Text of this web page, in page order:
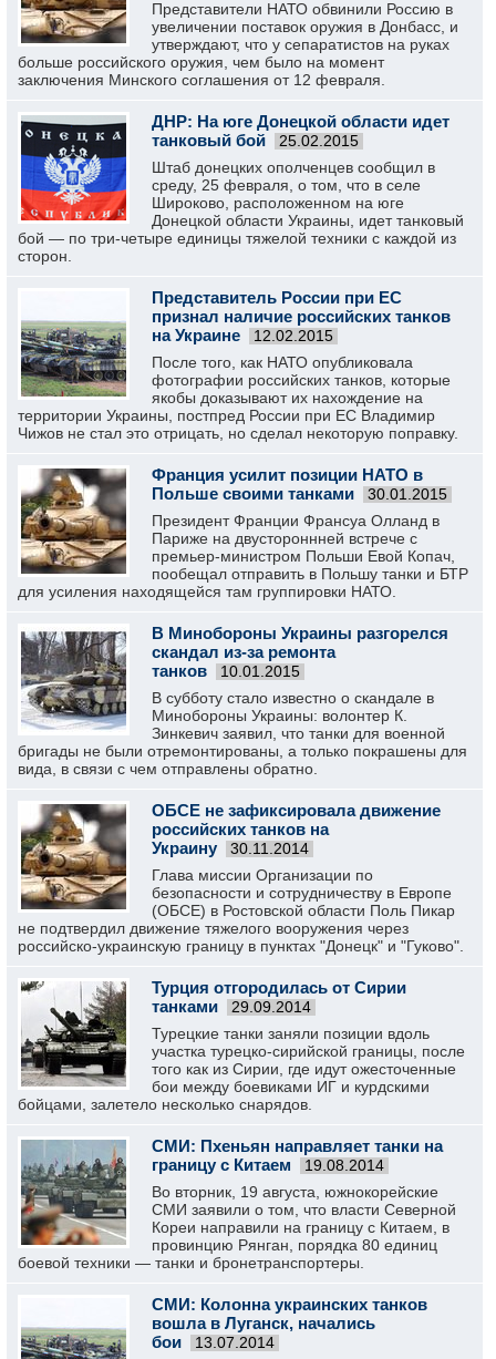
Представители НАТО обвинили Россию в
увеличении поставок оружия в Донбасс, и
утверждают, что у сепаратистов на руках
больше российского оружия, чем было на момент
заключения Минского соглашения от 12 февраля.
ДНР: На юге Донецкой области идет
танковый бой
25.02.2015
Штаб донецких ополченцев сообщил в
среду, 25 февраля, о том, что в селе
Широково, расположенном на юге
Донецкой области Украины, идет танковый
бой — по три-четыре единицы тяжелой техники с каждой из
сторон.
Представитель России при ЕС
признал наличие российских танков
на Украине
12.02.2015
После того, как НАТО опубликовала
фотографии российских танков, которые
якобы доказывают их нахождение на
территории Украины, постпред России при ЕС Владимир
Чижов не стал это отрицать, но сделал некоторую поправку.
Франция усилит позиции НАТО в
Польше своими танками
30.01.2015
Президент Франции Франсуа Олланд в
Париже на двустороннней встрече с
премьер-министром Польши Евой Копач,
пообещал отправить в Польшу танки и БТР
для усиления находящейся там группировки НАТО.
В Минобороны Украины разгорелся
скандал из-за ремонта
танков
10.01.2015
В субботу стало известно о скандале в
Минобороны Украины: волонтер К.
Зинкевич заявил, что танки для военной
бригады не были отремонтированы, а только покрашены для
вида, в связи с чем отправлены обратно.
ОБСЕ не зафиксировала движение
российских танков на
Украину
30.11.2014
Глава миссии Организации по
безопасности и сотрудничеству в Европе
(ОБСЕ) в Ростовской области Поль Пикар
не подтвердил движение тяжелого вооружения через
российско-украинскую границу в пунктах "Донецк" и "Гуково".
Турция отгородилась от Сирии
танками
29.09.2014
Турецкие танки заняли позиции вдоль
участка турецко-сирийской границы, после
того как из Сирии, где идут ожесточенные
бои между боевиками ИГ и курдскими
бойцами, залетело несколько снарядов.
СМИ: Пхеньян направляет танки на
границу с Китаем
19.08.2014
Во вторник, 19 августа, южнокорейские
СМИ заявили о том, что власти Северной
Кореи направили на границу с Китаем, в
провинцию Рянган, порядка 80 единиц
боевой техники — танки и бронетранспортеры.
СМИ: Колонна украинских танков
вошла в Луганск, начались
бои
13.07.2014